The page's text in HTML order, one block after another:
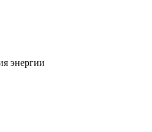
энергии